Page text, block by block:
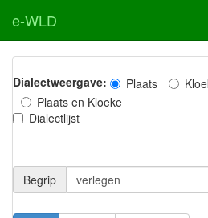
e-WLD
Dialectweergave: Plaats
Plaats en Kloeke
Dialectlijst
Begrip